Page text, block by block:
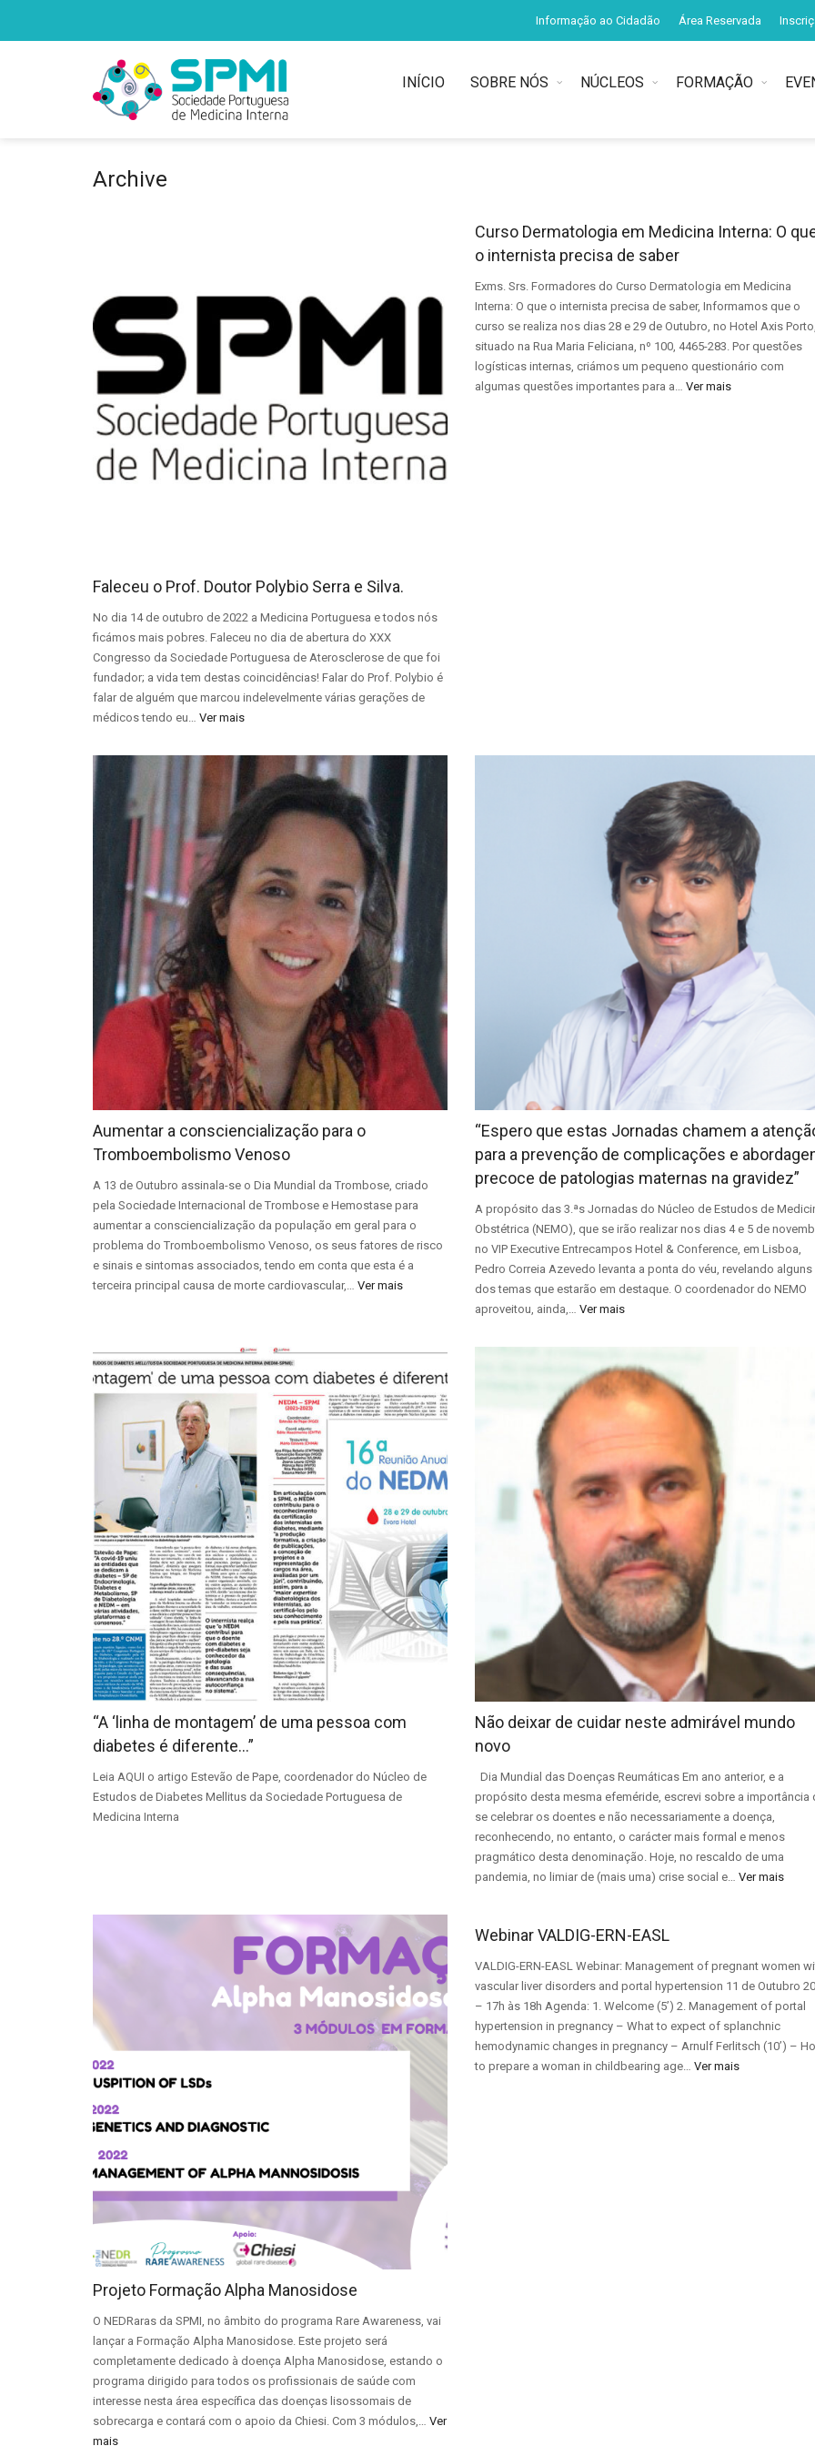
Informação ao Cidadão Área Reservada
INÍCIO SOBRE NÓS NÚCLEOS FORMAÇÃO
Archive
Faleceu o Prof. Doutor Polybio Serra e Silva.
No dia 14 de outubro de 2022 a Medicina Portuguesa e todos nós
ficámos mais pobres. Faleceu no dia de abertura do XXX
Congresso da Sociedade Portuguesa de Aterosclerose de que foi
fundador; a vida tem destas coincidências! Falar do Prof. Polybio é
falar de alguém que marcou indelevelmente várias gerações de
médicos tendo eu… Ver mais
Curso Dermatologia em Medicina Interna: O
o internista precisa de saber
Exms. Srs. Formadores do Curso Dermatologia em Medicina
Interna: O que o internista precisa de saber, Informamos que o
curso se realiza nos dias 28 e 29 de Outubro, no Hotel Axis
situado na Rua Maria Feliciana, nº 100, 4465-283. Por questões
logísticas internas, criámos um pequeno questionário com
algumas questões importantes para a…Ver mais
Aumentar a consciencialização para o
Tromboembolismo Venoso
A 13 de Outubro assinala-se o Dia Mundial da Trombose, criado
pela Sociedade Internacional de Trombose e Hemostase para
aumentar a consciencialização da população em geral para o
problema do Tromboembolismo Venoso, os seus fatores de risco
e sinais e sintomas associados, tendo em conta que esta é a
terceira principal causa de morte cardiovascular,… Ver mais
“Espero que estas Jornadas chamem a
para a prevenção de complicações e
precoce de patologias maternas na gravidez”
A propósito das 3.ªs Jornadas do Núcleo de Estudos de
Obstétrica (NEMO), que se irão realizar nos dias 4 e 5 de
no VIP Executive Entrecampos Hotel & Conference, em Lisboa,
Pedro Correia Azevedo levanta a ponta do véu, revelando alguns
dos temas que estarão em destaque. O coordenador do NEMO
aproveitou, ainda,…Ver mais
“A ‘linha de montagem’ de uma pessoa com
diabetes é diferente…”
Leia AQUI o artigo Estevão de Pape, coordenador do Núcleo de
Estudos de Diabetes Mellitus da Sociedade Portuguesa de
Medicina Interna
Não deixar de cuidar neste admirável mundo
novo
Dia Mundial das Doenças Reumáticas Em ano anterior, e a
propósito desta mesma efeméride, escrevi sobre a importância
se celebrar os doentes e não necessariamente a doença,
reconhecendo, no entanto, o carácter mais formal e menos
pragmático desta denominação. Hoje, no rescaldo de uma
pandemia, no limiar de (mais uma) crise social e…Ver mais
Projeto Formação Alpha Manosidose
O NEDRaras da SPMI, no âmbito do programa Rare Awareness, vai
lançar a Formação Alpha Manosidose. Este projeto será
completamente dedicado à doença Alpha Manosidose, estando o
programa dirigido para todos os profissionais de saúde com
interesse nesta área específica das doenças lisossomais de
sobrecarga e contará com o apoio da Chiesi. Com 3 módulos,… Ver
mais
Webinar VALDIG-ERN-EASL
VALDIG-ERN-EASL Webinar: Management of pregnant women
vascular liver disorders and portal hypertension 11 de Outubro
– 17h às 18h Agenda: 1. Welcome (5’) 2. Management of portal
hypertension in pregnancy – What to expect of splanchnic
hemodynamic changes in pregnancy – Arnulf Ferlitsch (10’) –
to prepare a woman in childbearing age…Ver mais